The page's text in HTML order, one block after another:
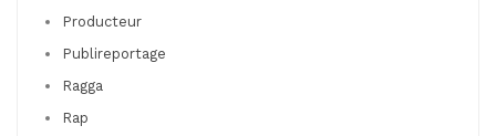
Producteur
Publireportage
Ragga
Rap